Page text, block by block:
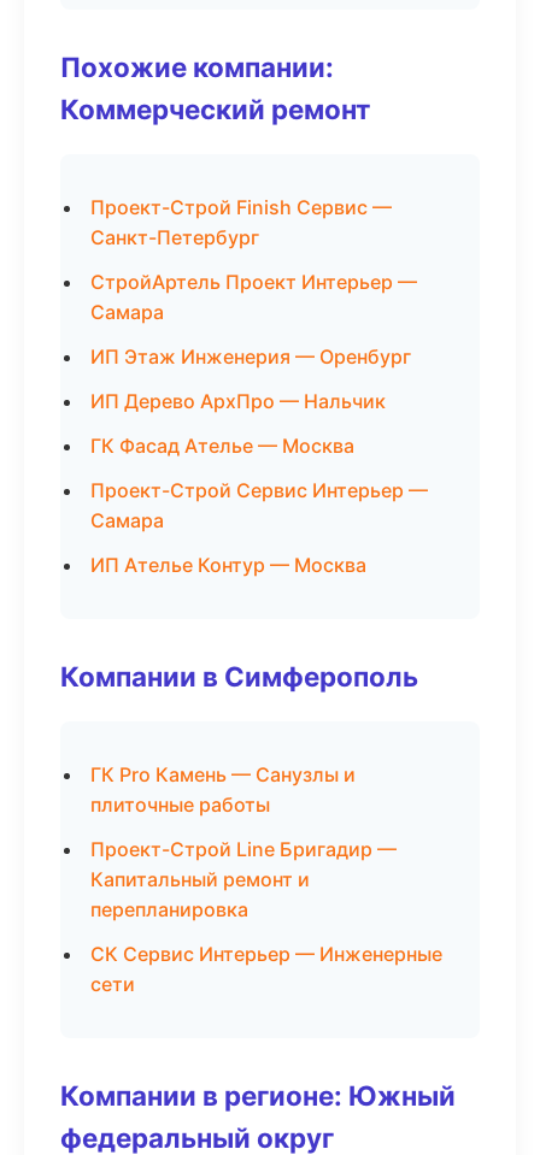
Похожие компании:
Коммерческий ремонт
Проект-Строй Finish Сервис —
Санкт-Петербург
СтройАртель Проект Интерьер —
Самара
ИП Этаж Инженерия — Оренбург
ИП Дерево АрхПро — Нальчик
ГК Фасад Ателье — Москва
Проект-Строй Сервис Интерьер —
Самара
ИП Ателье Контур — Москва
Компании в Симферополь
ГК Pro Камень — Санузлы и
плиточные работы
Проект-Строй Line Бригадир —
Капитальный ремонт и
перепланировка
СК Сервис Интерьер — Инженерные
сети
Компании в регионе: Южный
федеральный округ